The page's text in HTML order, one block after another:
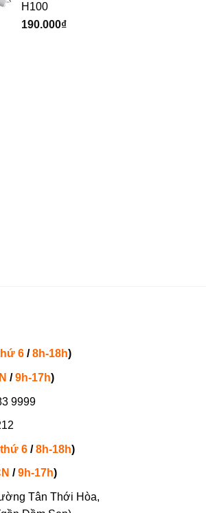
H100
190.000₫
6 /8h-18h)
/9h-17h)
6 /8h-18h)
/9h-17h)
Tân Thới Hòa,